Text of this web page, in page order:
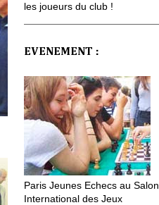
les joueurs du club !
EVENEMENT :
Paris Jeunes Echecs au Salon
International des Jeux